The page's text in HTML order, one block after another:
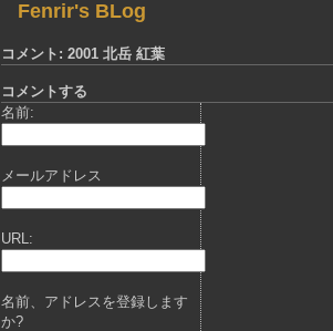
Fenrir's BLog
コメント: 2001 北岳 紅葉
コメントする
名前:
メールアドレス
URL:
名前、アドレスを登録します
か?